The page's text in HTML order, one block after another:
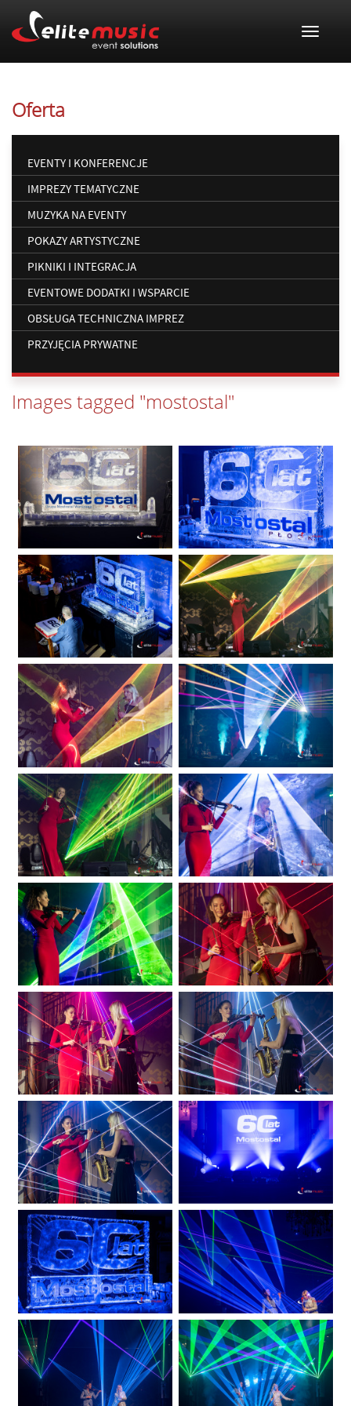
Oferta
EVENTY I KONFERENCJE
IMPREZY TEMATYCZNE
MUZYKA NA EVENTY
POKAZY ARTYSTYCZNE
PIKNIKI I INTEGRACJA
EVENTOWE DODATKI I WSPARCIE
OBSŁUGA TECHNICZNA IMPREZ
PRZYJĘCIA PRYWATNE
Images tagged "mostostal"